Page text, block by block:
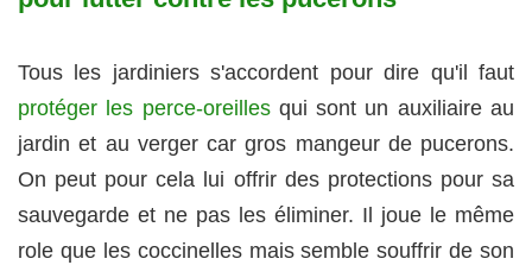
Tous les jardiniers s'accordent pour dire qu'il faut
protéger les perce-oreillesqui sont un auxiliaire au
jardin et au verger car gros mangeur de pucerons.
On peut pour cela lui offrir des protections pour sa
sauvegarde et ne pas les éliminer. Il joue le même
role que les coccinelles mais semble souffrir de son